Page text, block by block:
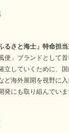
るさと海士」特命担
便」ブランドとして
立していくために、
ど海外展開を視野に
発にも取り組んでい